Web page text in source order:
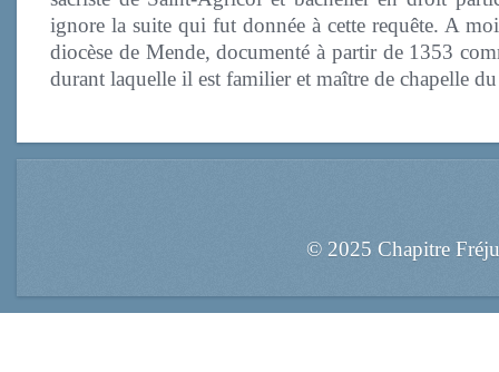
ignore la suite qui fut donnée à cette requête. A
diocèse de Mende, documenté à partir de 1353
durant laquelle il est familier et maître de chapelle
© 2025 Chapitre